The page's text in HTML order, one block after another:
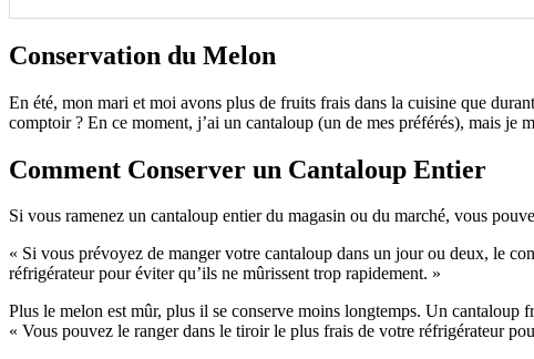
Conservation du Melon
En été, mon mari et moi avons plus de fruits frais dans la cuisine que
comptoir ? En ce moment, j’ai un cantaloup (un de mes préférés), mais je
Comment Conserver un Cantaloup Entier
Si vous ramenez un cantaloup entier du magasin ou du marché, vous
« Si vous prévoyez de manger votre cantaloup dans un jour ou deux, le
réfrigérateur pour éviter qu’ils ne mûrissent trop rapidement. »
Plus le melon est mûr, plus il se conserve moins longtemps. Un
« Vous pouvez le ranger dans le tiroir le plus frais de votre réfrigérateur